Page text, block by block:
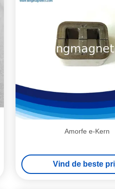
Amorfe e-Kern
Vind de beste